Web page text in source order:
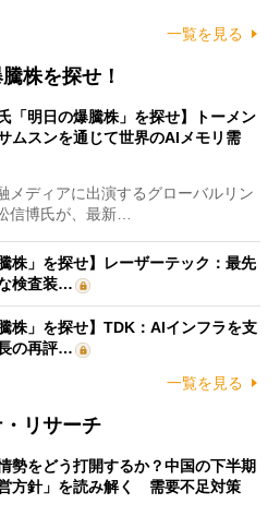
一覧を見る
株を探せ！
「明日の爆騰株」を探せ】トーメン
ムスンを通じて世界のAIメモリ需
ディアに出演するグローバルリン
信博氏が、最新…
株」を探せ】レーザーテック：最先
検査装…
株」を探せ】TDK：AIインフラを支
の再評…
一覧を見る
リサーチ
勢をどう打開するか？中国の下半期
方針」を読み解く 需要不足対策